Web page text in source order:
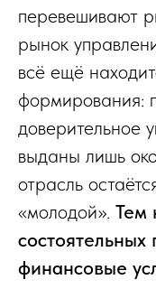
перевешивают
рынок
всё ещё
формирования:
доверительное
выданы лишь
отрасль
«молодой». Тем
финансовые